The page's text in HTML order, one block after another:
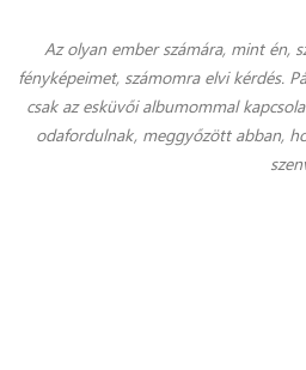
Az olyan ember számára, mint én,
fényképeimet, számomra elvi kérdés.
csak az esküvői albumommal
odafordulnak, meggyőzött abban,